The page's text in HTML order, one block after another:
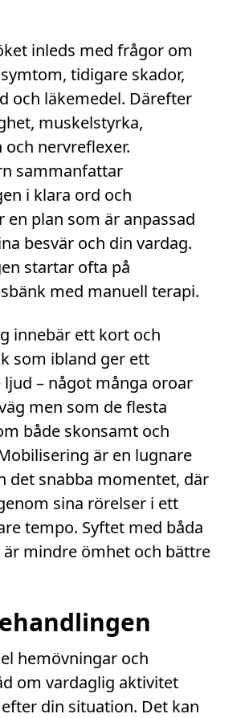
inleds med frågor om
tidigare skador,
och läkemedel. Därefter
muskelstyrka,
nervreflexer.
sammanfattar
i klara ord och
en plan som är anpassad
besvär och din vardag.
startar ofta på
med manuell terapi.
innebär ett kort och
som ibland ger ett
ljud – något många oroar
men som de flesta
både skonsamt och
är en lugnare
det snabba momentet, där
sina rörelser i ett
tempo. Syftet med båda
mindre ömhet och bättre
hemövningar och
om vardaglig aktivitet
din situation. Det kan